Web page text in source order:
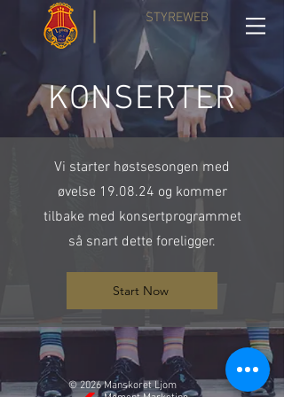
STYREWEB
KONSERTER
Vi starter høstsesongen med
øvelse 19.08.24 og kommer
tilbake med konsertprogrammet
så snart dette foreligger.
Start Now
© 2026 Manskoret Ljom